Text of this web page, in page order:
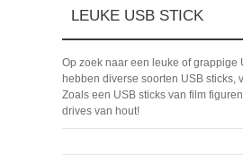
LEUKE USB STICK
Op zoek naar een leuke of grappige
hebben diverse soorten USB sticks,
Zoals een USB sticks van film
drives van hout!